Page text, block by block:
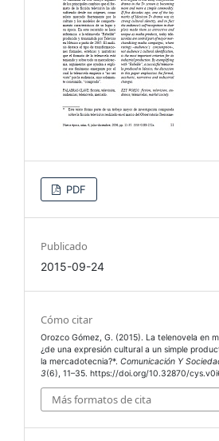
PDF
Publicado
2015-09-24
Cómo citar
Orozco Gómez, G. (2015). La telenovela en
¿de una expresión cultural a un simple
la mercadotecnia?*.Comunicación Y
3(6), 11–35. https://doi.org/10.32870/
Más formatos de cita